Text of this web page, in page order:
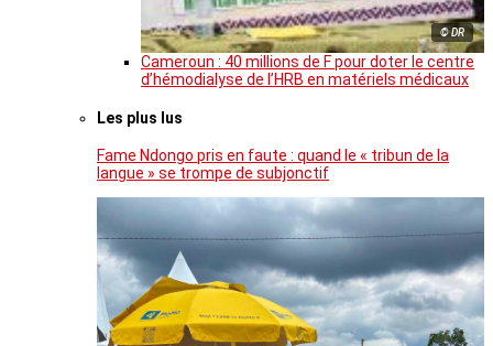
© DR
Cameroun : 40 millions de F pour doter le centre
d’hémodialyse de l’HRB en matériels médicaux
Les plus lus
Fame Ndongo pris en faute : quand le « tribun de la
langue » se trompe de subjonctif